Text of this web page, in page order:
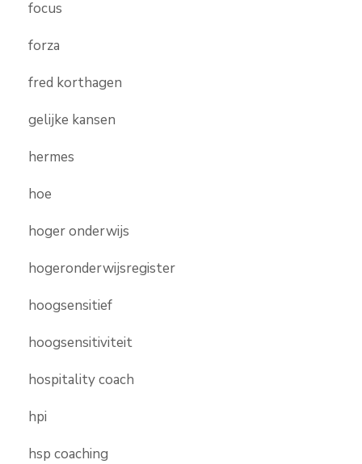
focus
forza
fred korthagen
gelijke kansen
hermes
hoe
hoger onderwijs
hogeronderwijsregister
hoogsensitief
hoogsensitiviteit
hospitality coach
hpi
hsp coaching